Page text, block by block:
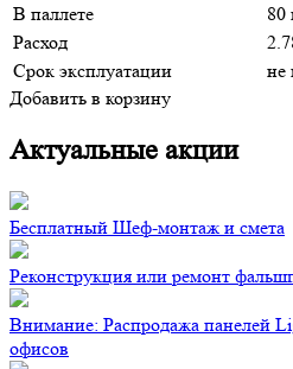
В паллете
80
Расход
Срок эксплуатации
не
Добавить в корзину
Актуальные акции
Бесплатный Шеф-монтаж и смета
Реконструкция или ремонт
Внимание: Распродажа панелей
офисов